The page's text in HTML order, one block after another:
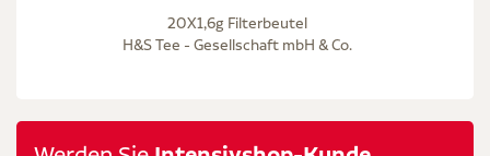
20X1,6g Filterbeutel
H&S Tee - Gesellschaft mbH & Co.